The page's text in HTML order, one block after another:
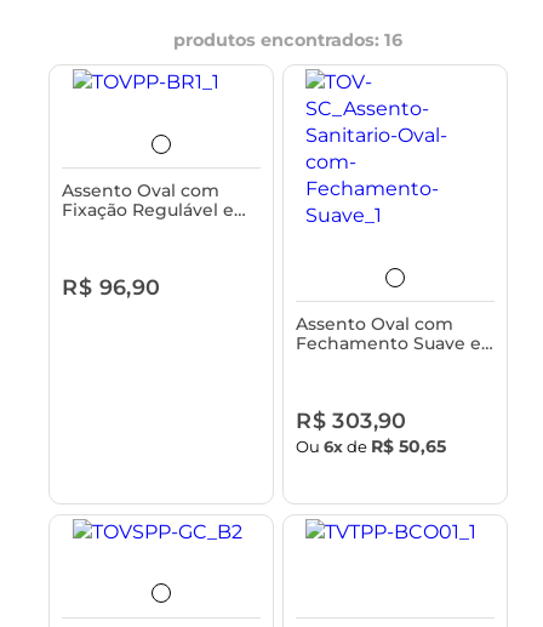
produtos encontrados: 16
Assento Oval com
Fixação Regulável e
R$ 96,90
Assento Oval com
Fechamento Suave e
R$ 303,90
Ou6xde R$ 50,65